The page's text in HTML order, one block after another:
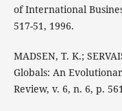
of International
517-51, 1996.
MADSEN, T. K.;
Globals: An
Review, v. 6, n. 6, p.